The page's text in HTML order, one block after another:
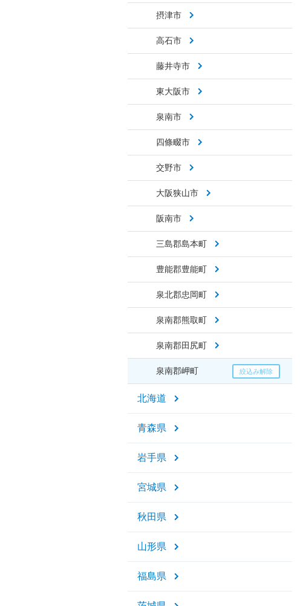
摂津市
高石市
藤井寺市
東大阪市
泉南市
四條畷市
交野市
大阪狭山市
阪南市
三島郡島本町
豊能郡豊能町
泉北郡忠岡町
泉南郡熊取町
泉南郡田尻町
泉南郡岬町
北海道
青森県
岩手県
宮城県
秋田県
山形県
福島県